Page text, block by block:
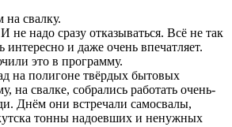
свалку.
не надо сразу отказываться. Всё не так
интересно и даже очень впечатляет.
это в программу.
на полигоне твёрдых бытовых
на свалке, собрались работать очень-
Днём они встречали самосвалы,
тонны надоевших и ненужных